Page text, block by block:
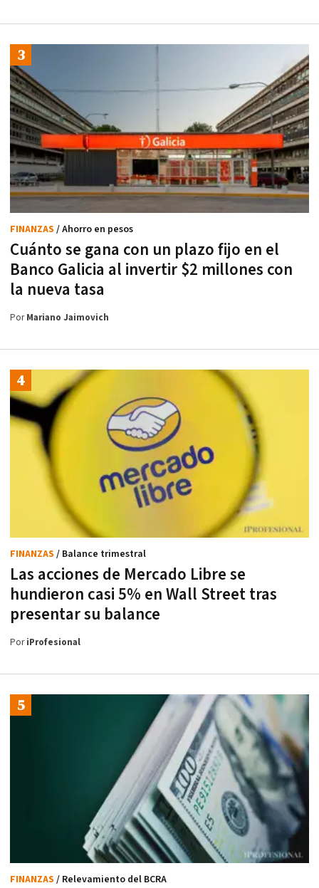
Cuánto se gana con un plazo fijo en el
Banco Galicia al invertir $2 millones con
la nueva tasa
FINANZAS / Ahorro en pesos
PorMariano Jaimovich
Las acciones de Mercado Libre se
hundieron casi 5% en Wall Street tras
presentar su balance
FINANZAS / Balance trimestral
PoriProfesional
FINANZAS / Relevamiento del BCRA